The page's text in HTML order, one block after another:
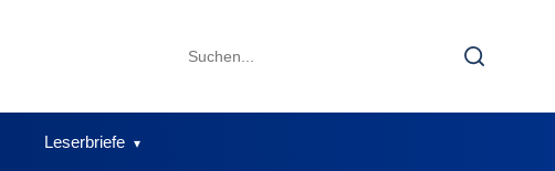
Search
Search
Leserbriefe